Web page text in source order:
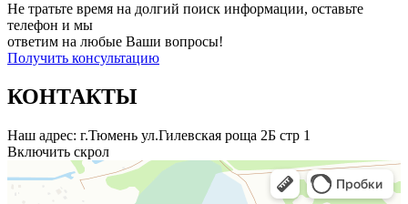
Не тратьте время на долгий поиск информации, оставьте
телефон и мы
ответим на любые Ваши вопросы!
Получить консультацию
КОНТАКТЫ
Наш адрес: г.Тюмень ул.Гилевская роща 2Б стр 1
Включить скрол